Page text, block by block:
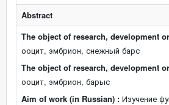
Abstract
The object of research, development
ооцит, эмбрион, снежный барс
The object of research, development
ооцит, эмбрион, барыс
Aim of work (in Russian) : Изучение